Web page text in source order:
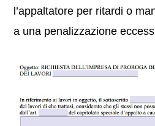
l’appaltatore per ritardi o
a una penalizzazione